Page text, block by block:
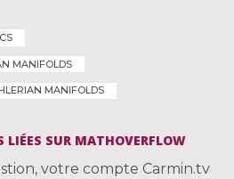
MANIFOLDS
MANIFOLDS
LIÉES SUR MATHOVERFLOW
votre compte Carmin.tv